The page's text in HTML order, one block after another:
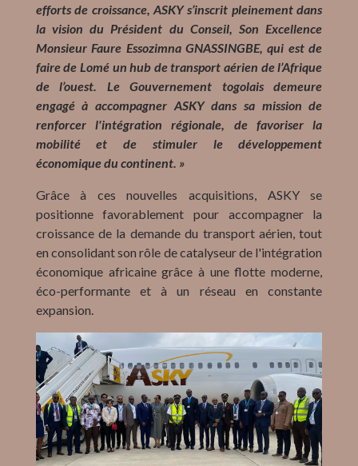
efforts de croissance, ASKY s’inscrit pleinement dans
la vision du Président du Conseil, Son Excellence
Monsieur Faure Essozimna GNASSINGBE, qui est de
faire de Lomé un hub de transport aérien de l’Afrique
de l’ouest. Le Gouvernement togolais demeure
engagé à accompagner ASKY dans sa mission de
renforcer l'intégration régionale, de favoriser la
mobilité et de stimuler le développement
économique du continent. »
Grâce à ces nouvelles acquisitions, ASKY se
positionne favorablement pour accompagner la
croissance de la demande du transport aérien, tout
en consolidant son rôle de catalyseur de l'intégration
économique africaine grâce à une flotte moderne,
éco-performante et à un réseau en constante
expansion.